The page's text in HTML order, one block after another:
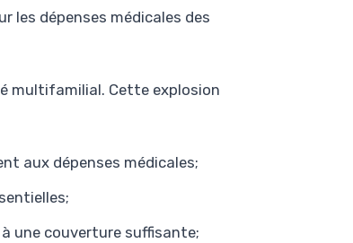
les dépenses médicales des
multifamilial. Cette explosion
aux dépenses médicales;
une couverture suffisante;